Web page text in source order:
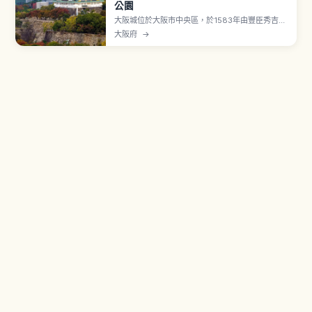
公園
大阪城位於大阪市中央區，於1583年由豐臣秀吉開
始築城，是日本代表性名城之一。現今天守閣於
大阪府 →